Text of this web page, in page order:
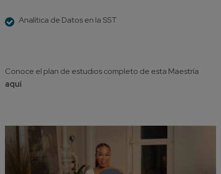
Analítica de Datos en la SST.
Conoce el plan de estudios completo de esta Maestría
aquí.